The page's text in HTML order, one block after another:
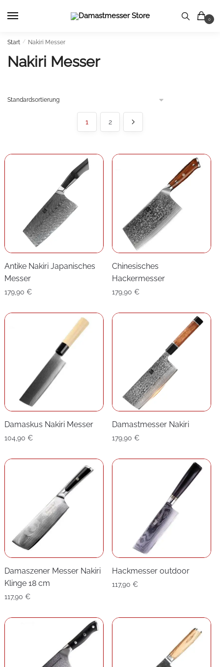
0
Start / Nakiri Messer
Nakiri Messer
1 2
Antike Nakiri Japanisches
Messer
179,90 €
Chinesisches
Hackermesser
179,90€
Damaskus Nakiri Messer
104,90 €
Damastmesser Nakiri
179,90€
Damaszener Messer Nakiri
Klinge 18 cm
117,90 €
Hackmesser outdoor
117,90€